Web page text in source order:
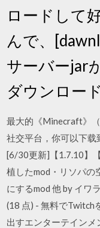
ロードして
んで、
サーバーjar
ダウンロー
最大的《Minecraft》
社交平台，你可以下载
[6/30更新]【1.7.10】
植したmod・リソパの
にするmod 他 by イワ
(18 点) - 無料でTwitch
出すエンターテイン